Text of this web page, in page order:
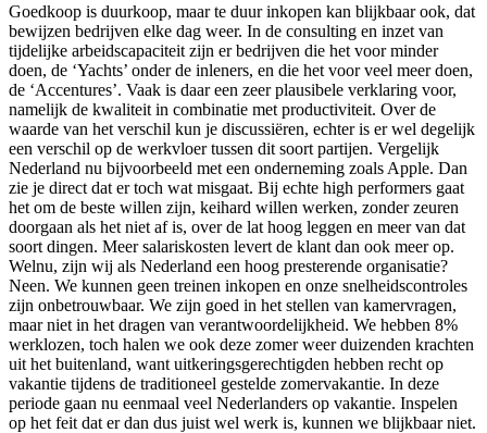
Goedkoop is duurkoop, maar te duur inkopen kan blijkbaar ook, dat
bewijzen bedrijven elke dag weer. In de consulting en inzet van
tijdelijke arbeidscapaciteit zijn er bedrijven die het voor minder
doen, de ‘Yachts’ onder de inleners, en die het voor veel meer doen,
de ‘Accentures’. Vaak is daar een zeer plausibele verklaring voor,
namelijk de kwaliteit in combinatie met productiviteit. Over de
waarde van het verschil kun je discussiëren, echter is er wel degelijk
een verschil op de werkvloer tussen dit soort partijen. Vergelijk
Nederland nu bijvoorbeeld met een onderneming zoals Apple. Dan
zie je direct dat er toch wat misgaat. Bij echte high performers gaat
het om de beste willen zijn, keihard willen werken, zonder zeuren
doorgaan als het niet af is, over de lat hoog leggen en meer van dat
soort dingen. Meer salariskosten levert de klant dan ook meer op.
Welnu, zijn wij als Nederland een hoog presterende organisatie?
Neen. We kunnen geen treinen inkopen en onze snelheidscontroles
zijn onbetrouwbaar. We zijn goed in het stellen van kamervragen,
maar niet in het dragen van verantwoordelijkheid. We hebben 8%
werklozen, toch halen we ook deze zomer weer duizenden krachten
uit het buitenland, want uitkeringsgerechtigden hebben recht op
vakantie tijdens de traditioneel gestelde zomervakantie. In deze
periode gaan nu eenmaal veel Nederlanders op vakantie. Inspelen
op het feit dat er dan dus juist wel werk is, kunnen we blijkbaar niet.